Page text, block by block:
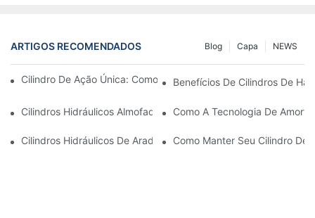
ARTIGOS RECOMENDADOS NEWS
Capa
Blog
Cilindro De Ação Única: Como Funciona & Aplicações Comuns
Benefícios De Cilindros De
Cilindros Hidráulicos Almofadados: Reduzindo O Impacto &
Como A Tecnologia De
Cilindros Hidráulicos De Arado De Neve: Principais Recursos
Como Manter Seu Cilindro De